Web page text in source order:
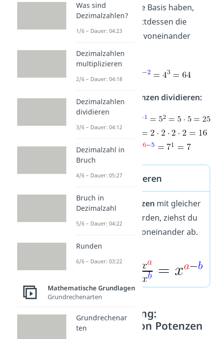
willst, die die gleiche Basis haben,
dann kannst du stattdessen die
beiden Exponenten voneinander
abziehen.
Beispiele fürs Potenzen dividieren:
Potenzen dividieren
Wenn zwei Potenzen mit gleicher
dividiert werden, ziehst du
voneinander ab.
Potenzrechnung:
Potenzieren von Potenzen
Was sind
Dezimalzahlen?
1/6 – Dauer: 04:23
Dezimalzahlen
multiplizieren
2/6 – Dauer: 04:18
Dezimalzahlen
dividieren
3/6 – Dauer: 04:12
Dezimalzahl in
Bruch
4/6 – Dauer: 05:27
Bruch in
Dezimalzahl
5/6 – Dauer: 04:22
Runden
6/6 – Dauer: 03:22
Mathematische Grundlagen
Grundrechenarten
Grundrechenar
ten